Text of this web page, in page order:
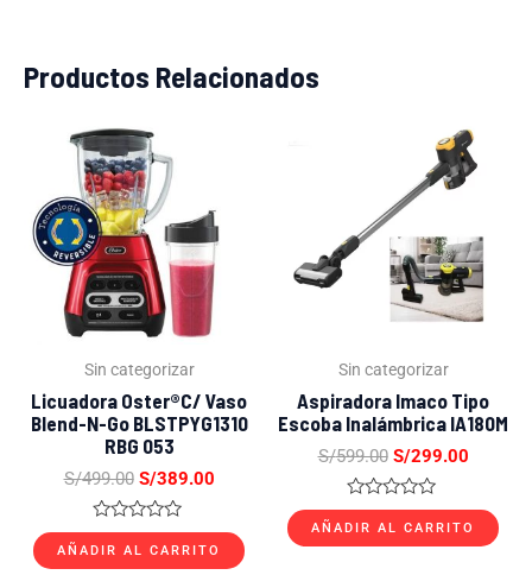
Productos Relacionados
Sin categorizar
Licuadora Oster®c/ Vaso
Blend-N-Go BLSTPYG1310
RBG 053
S/499.00
precio
original
era:
S/499.00.
S/389.00
S/389.00.
Valorado
con
0
AÑADIR AL CARRITO
Sin categorizar
Aspiradora Imaco Tipo
Escoba Inalámbrica IA180M
S/599.00
precio
original
era:
S/599.00.
S/299.00
precio
actual
Valorado
con
0
AÑADIR AL CARRITO